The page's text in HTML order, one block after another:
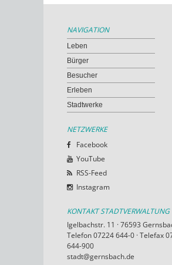
NAVIGATION
Leben
Bürger
Besucher
Erleben
Stadtwerke
NETZWERKE
Facebook
YouTube
RSS-Feed
Instagram
KONTAKT STADTVERWALTUNG
Igelbachstr. 11 · 76593
Telefon 07224 644-0 · Telefax
644-900
stadt@gernsbach.de